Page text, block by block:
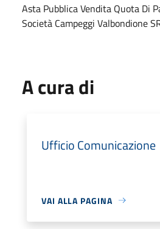
Asta Pubblica Vendita Quota Di
Società Campeggi Valbondione
A cura di
Ufficio Comunicazione
VAI ALLA PAGINA